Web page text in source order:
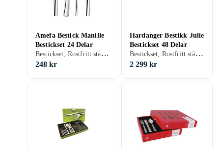
Amefa Bestick Manille
Bestickset 24 Delar
Bestickset, Rostfritt stål, 24 st
248 kr
Hardanger Bestikk Julie
Bestickset 48 Delar
Bestickset, Rostfritt stål, 48 st, Tål maskindisk
2 299 kr